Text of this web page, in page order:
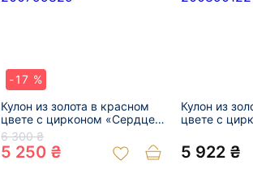
-17 %
Кулон из золота в красном
цвете с цирконом «Сердце»
01-200799829
6 300 ₴
5 250 ₴
Кулон из
цвете с
5 922 ₴